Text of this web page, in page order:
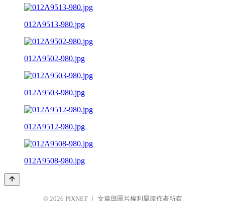
012A9513-980.jpg
012A9502-980.jpg
012A9503-980.jpg
012A9512-980.jpg
012A9508-980.jpg
© 2026 PIXNET 文章與圖片權利屬原作者所有